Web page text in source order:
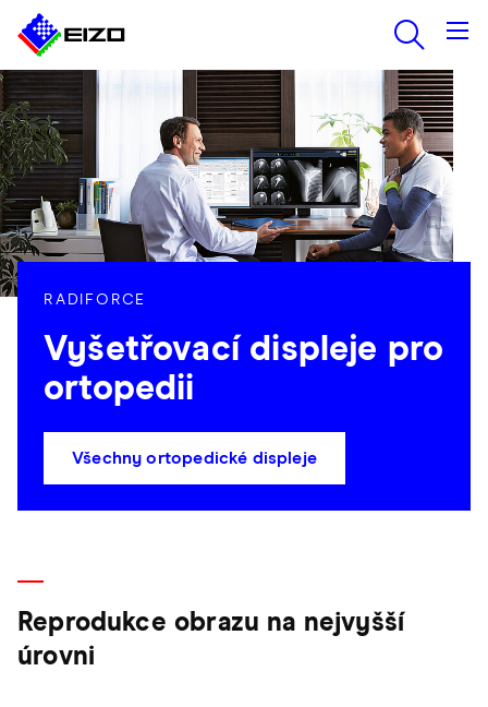
RADIFORCE
Vyšetřovací displeje pro
ortopedii
Všechny ortopedické displeje
Reprodukce obrazu na nejvyšší
úrovni